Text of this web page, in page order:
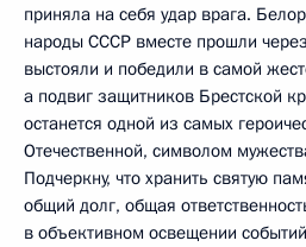
приняла на себя удар врага.
народы СССР вместе прошли
выстояли и победили в самой
а подвиг защитников Брестской
останется одной из самых
Отечественной, символом
Подчеркну, что хранить святую
общий долг, общая
в объективном освещении